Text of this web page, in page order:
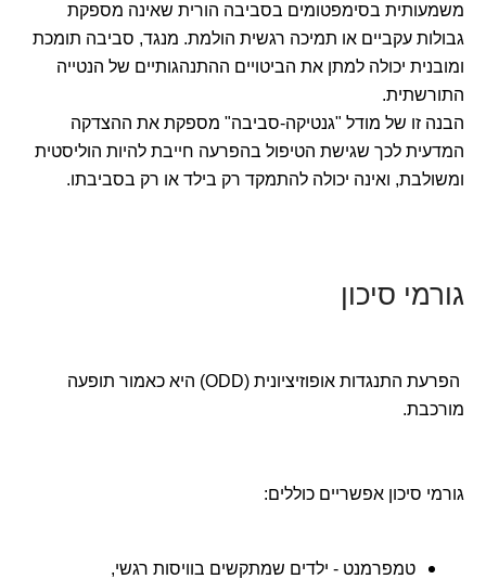
משמעותית בסימפטומים בסביבה הורית שאינה מספקת
גבולות עקביים או תמיכה רגשית הולמת. מנגד, סביבה תומכת
ומובנית יכולה למתן את הביטויים ההתנהגותיים של הנטייה
התורשתית.
הבנה זו של מודל "גנטיקה-סביבה" מספקת את ההצדקה
המדעית לכך שגישת הטיפול בהפרעה חייבת להיות הוליסטית
ומשולבת, ואינה יכולה להתמקד רק בילד או רק בסביבתו.
גורמי סיכון
הפרעת התנגדות אופוזיציונית (ODD) היא כאמור תופעה
מורכבת.
גורמי סיכון אפשריים כוללים:
טמפרמנט - ילדים שמתקשים בוויסות רגשי,